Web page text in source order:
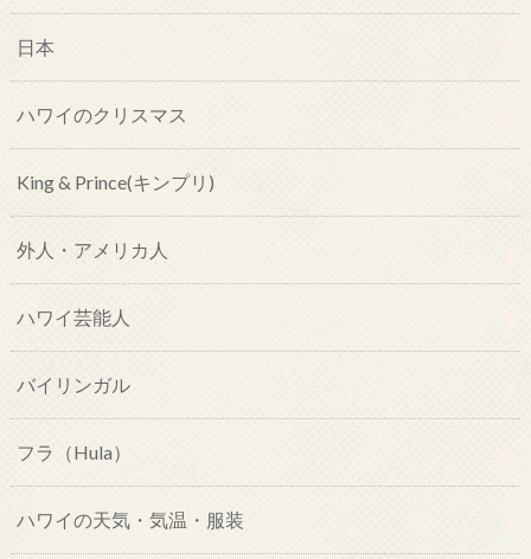
日本
ハワイのクリスマス
King & Prince(キンプリ)
外人・アメリカ人
ハワイ芸能人
バイリンガル
フラ（Hula）
ハワイの天気・気温・服装